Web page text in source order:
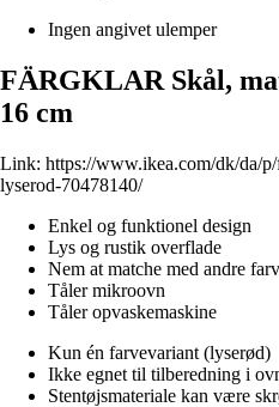
Ingen angivet ulemper
FÄRGKLAR Skål,
16 cm
Link: https://www.ikea.com/dk/da/
lyserod-70478140/
Enkel og funktionel design
Lys og rustik overflade
Nem at matche med andre
Tåler mikroovn
Tåler opvaskemaskine
Kun én farvevariant (lyserød)
Ikke egnet til tilberedning i
Stentøjsmateriale kan være